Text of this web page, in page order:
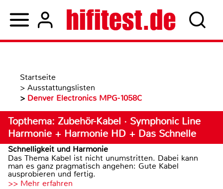
Startseite
> Ausstattungslisten
> Denver Electronics MPG-1058C
Topthema: Zubehör-Kabel · Symphonic Line
Harmonie + Harmonie HD + Das Schnelle
Schnelligkeit und Harmonie
Das Thema Kabel ist nicht unumstritten. Dabei kann
man es ganz pragmatisch angehen: Gute Kabel
ausprobieren und fertig.
>> Mehr erfahren